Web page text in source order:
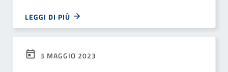
LEGGI DI PIÙ
3 MAGGIO 2023